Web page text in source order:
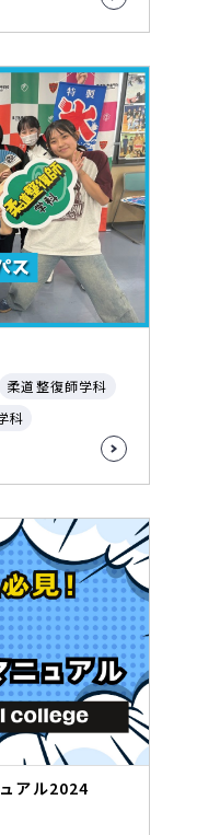
柔道整復師学科
科
アル2024